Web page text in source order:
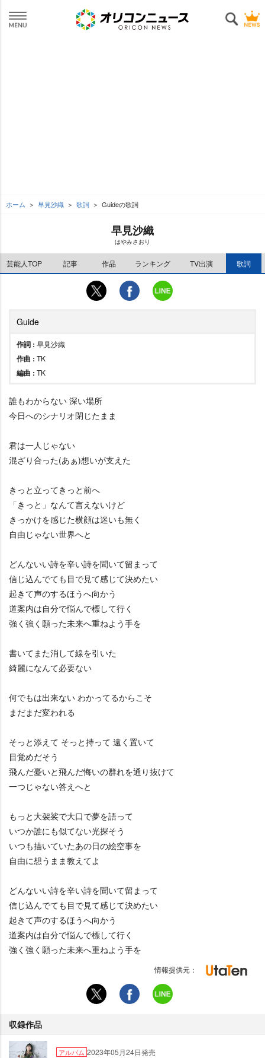
ホーム 早見沙織 歌詞 Guideの歌詞
早見沙織
はやみさおり
芸能人TOP 記事 作品 ランキング TV出演 歌詞
Guide
作詞 : 早見沙織
作曲 : TK
編曲 : TK
誰もわからない 深い場所
今日へのシナリオ閉じたまま
君は一人じゃない
混ざり合った(あぁ)想いが支えた
きっと立ってきっと前へ
「きっと」なんて言えないけど
きっかけを感じた横顔は迷いも無く
自由じゃない世界へと
どんないい詩を辛い詩を聞いて留まって
信じ込んでても目で見て感じて決めたい
起きて声のするほうへ向かう
道案内は自分で悩んで標して行く
強く強く願った未来へ重ねよう手を
書いてまた消して線を引いた
綺麗になんて必要ない
何でもは出来ない わかってるからこそ
まだまだ変われる
そっと添えて そっと持って 遠く置いて
目覚めだそう
飛んだ憂いと飛んだ悔いの群れを通り抜けて
一つじゃない答えへと
もっと大袈裟で大口で夢を語って
いつか誰にも似てない光探そう
いつも描いていたあの日の絵空事を
自由に想うまま教えてよ
どんないい詩を辛い詩を聞いて留まって
信じ込んでても目で見て感じて決めたい
起きて声のするほうへ向かう
道案内は自分で悩んで標して行く
強く強く願った未来へ重ねよう手を
情報提供元：
収録作品
アルバム 2023年05月24日発売